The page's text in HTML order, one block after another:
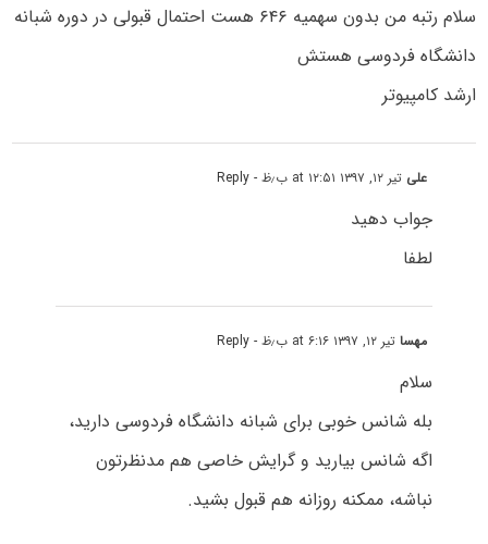
سلام رتبه من بدون سهمیه ۶۴۶ هست احتمال قبولی در دوره شبانه
دانشگاه فردوسی هستش
ارشد کامپیوتر
علی تیر ۱۲, ۱۳۹۷ at ۱۲:۵۱ ب٫ظ - Reply
جواب دهید
لطفا
مهساتیر ۱۲, ۱۳۹۷ at ۶:۱۶ ب٫ظ - Reply
سلام
بله شانس خوبی برای شبانه دانشگاه فردوسی دارید،
اگه شانس بیارید و گرایش خاصی هم مدنظرتون
نباشه، ممکنه روزانه هم قبول بشید.